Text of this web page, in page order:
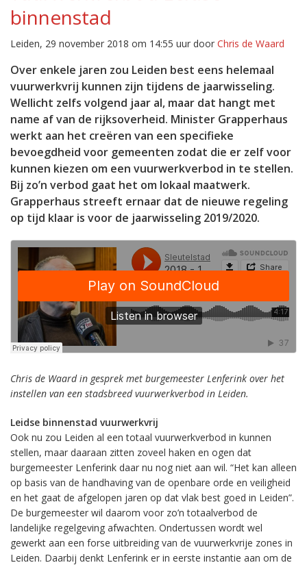
binnenstad
Leiden, 29 november 2018 om 14:55 uur door Chris de Waard
Over enkele jaren zou Leiden best eens helemaal
vuurwerkvrij kunnen zijn tijdens de jaarwisseling.
Wellicht zelfs volgend jaar al, maar dat hangt met
name af van de rijksoverheid. Minister Grapperhaus
werkt aan het creëren van een specifieke
bevoegdheid voor gemeenten zodat die er zelf voor
kunnen kiezen om een vuurwerkverbod in te stellen.
Bij zo’n verbod gaat het om lokaal maatwerk.
Grapperhaus streeft ernaar dat de nieuwe regeling
op tijd klaar is voor de jaarwisseling 2019/2020.
Chris de Waard in gesprek met burgemeester Lenferink over het
instellen van een stadsbreed vuurwerkverbod in Leiden.
Leidse binnenstad vuurwerkvrij
Ook nu zou Leiden al een totaal vuurwerkverbod in kunnen
stellen, maar daaraan zitten zoveel haken en ogen dat
burgemeester Lenferink daar nu nog niet aan wil. “Het kan alleen
op basis van de handhaving van de openbare orde en veiligheid
en het gaat de afgelopen jaren op dat vlak best goed in Leiden”.
De burgemeester wil daarom voor zo’n totaalverbod de
landelijke regelgeving afwachten. Ondertussen wordt wel
gewerkt aan een forse uitbreiding van de vuurwerkvrije zones in
Leiden. Daarbij denkt Lenferink er in eerste instantie aan om de